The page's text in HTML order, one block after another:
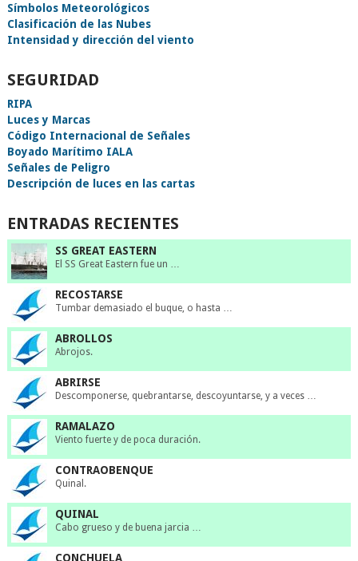
Símbolos Meteorológicos
Clasificación de las Nubes
Intensidad y dirección del viento
SEGURIDAD
RIPA
Luces y Marcas
Código Internacional de Señales
Boyado Marítimo IALA
Señales de Peligro
Descripción de luces en las cartas
ENTRADAS RECIENTES
SS GREAT EASTERN
El SS Great Eastern fue un …
RECOSTARSE
Tumbar demasiado el buque, o hasta …
ABROLLOS
Abrojos.
ABRIRSE
Descomponerse, quebrantarse, descoyuntarse, y a veces …
RAMALAZO
Viento fuerte y de poca duración.
CONTRAOBENQUE
Quinal.
QUINAL
Cabo grueso y de buena jarcia …
CONCHUELA